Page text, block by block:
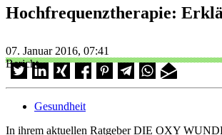
Hochfrequenztherapie:
07. Januar 2016, 07:41
Bericht
Gesundheit
In ihrem aktuellen Ratgeber DIE OXY